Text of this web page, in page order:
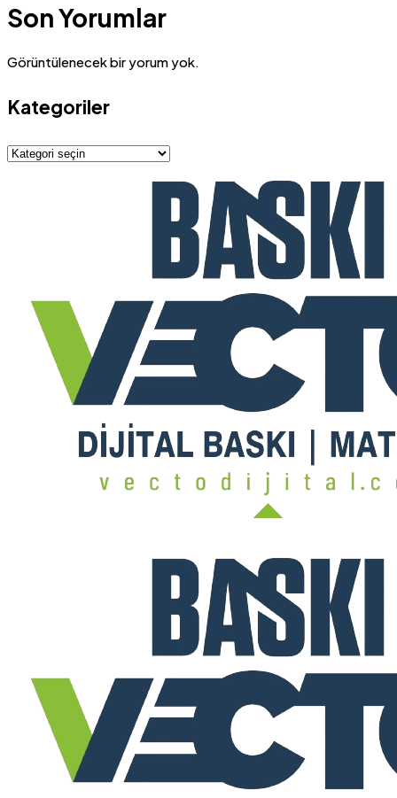
Son Yorumlar
Görüntülenecek bir yorum yok.
Kategoriler
Kategoriler